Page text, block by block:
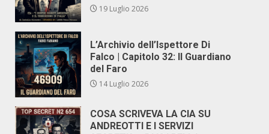
19 Luglio 2026
L’Archivio dell’Ispettore Di
Falco | Capitolo 32: Il Guardiano
del Faro
14 Luglio 2026
COSA SCRIVEVA LA CIA SU
ANDREOTTI E I SERVIZI